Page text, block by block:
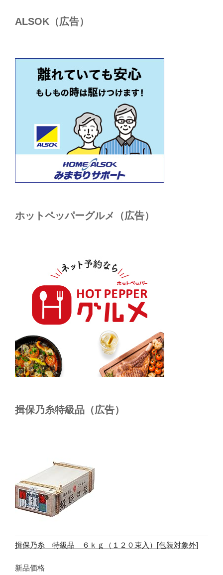
ALSОK（広告）
ホットペッパーグルメ（広告）
揖保乃糸特級品（広告）
揖保乃糸 特級品 ６ｋｇ（１２０束入）[包装対象外]
新品価格